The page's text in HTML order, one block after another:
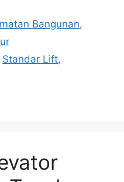
Bangunan,
Standar Lift,